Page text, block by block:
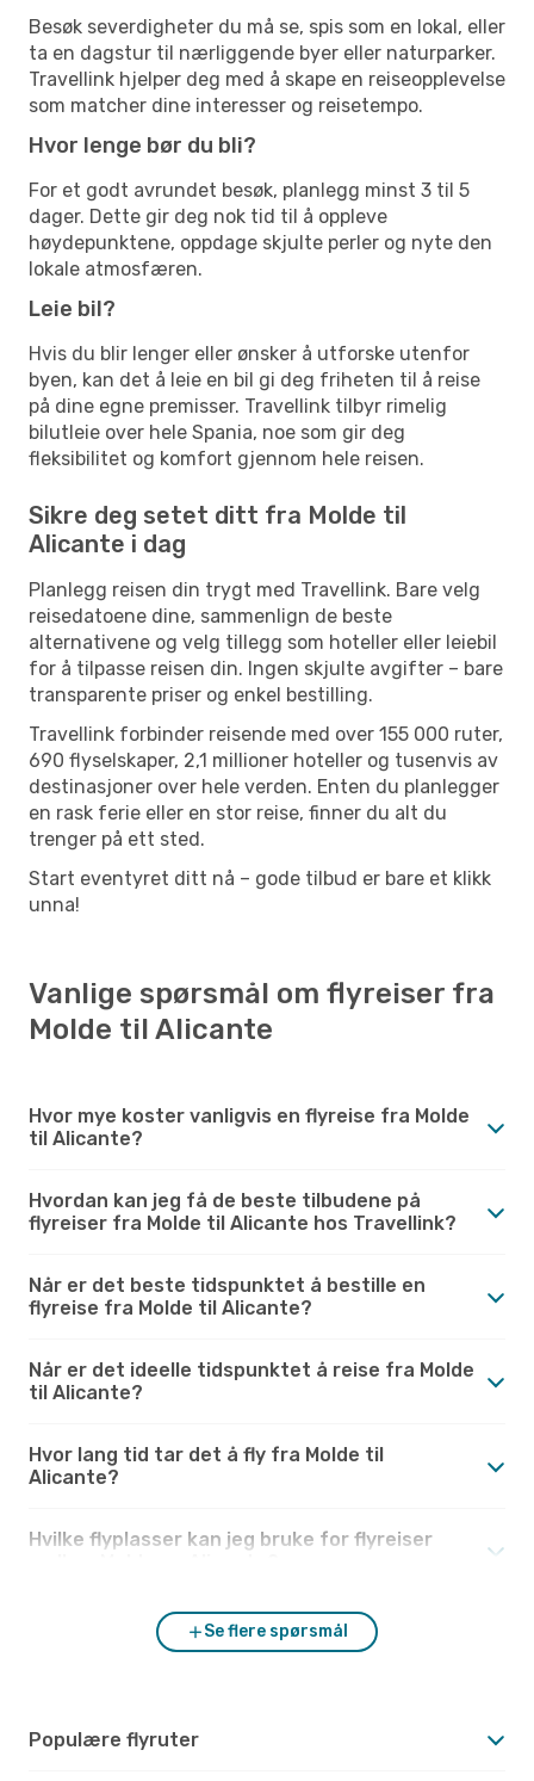
Besøk severdigheter du må se, spis som en lokal, eller
ta en dagstur til nærliggende byer eller naturparker.
Travellink hjelper deg med å skape en reiseopplevelse
som matcher dine interesser og reisetempo.
Hvor lenge bør du bli?
For et godt avrundet besøk, planlegg minst 3 til 5
dager. Dette gir deg nok tid til å oppleve
høydepunktene, oppdage skjulte perler og nyte den
lokale atmosfæren.
Leie bil?
Hvis du blir lenger eller ønsker å utforske utenfor
byen, kan det å leie en bil gi deg friheten til å reise
på dine egne premisser. Travellink tilbyr rimelig
bilutleie over hele Spania, noe som gir deg
fleksibilitet og komfort gjennom hele reisen.
Sikre deg setet ditt fra Molde til
Alicante i dag
Planlegg reisen din trygt med Travellink. Bare velg
reisedatoene dine, sammenlign de beste
alternativene og velg tillegg som hoteller eller leiebil
for å tilpasse reisen din. Ingen skjulte avgifter – bare
transparente priser og enkel bestilling.
Travellink forbinder reisende med over 155 000 ruter,
690 flyselskaper, 2,1 millioner hoteller og tusenvis av
destinasjoner over hele verden. Enten du planlegger
en rask ferie eller en stor reise, finner du alt du
trenger på ett sted.
Start eventyret ditt nå – gode tilbud er bare et klikk
unna!
Vanlige spørsmål om flyreiser fra
Molde til Alicante
Hvor mye koster vanligvis en flyreise fra Molde
til Alicante?
Hvordan kan jeg få de beste tilbudene på
flyreiser fra Molde til Alicante hos Travellink?
Når er det beste tidspunktet å bestille en
flyreise fra Molde til Alicante?
Når er det ideelle tidspunktet å reise fra Molde
til Alicante?
Hvor lang tid tar det å fly fra Molde til
Alicante?
Hvilke flyplasser kan jeg bruke for flyreiser
Se flere spørsmål
Populære flyruter